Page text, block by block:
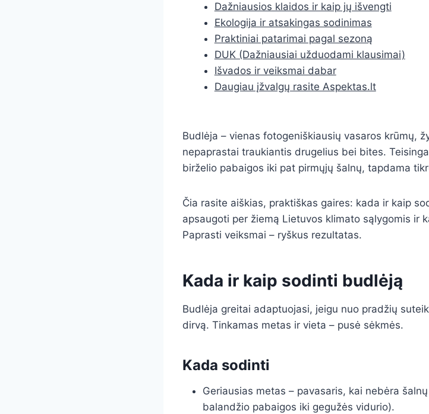
Dažniausios klaidos ir kaip jų išvengti
Ekologija ir atsakingas sodinimas
Praktiniai patarimai pagal sezoną
DUK (Dažniausiai užduodami klausimai)
Išvados ir veiksmai dabar
Daugiau įžvalgų rasite Aspektas.lt
Budlėja – vienas fotogeniškiausių vasaros krūmų,
nepaprastai traukiantis drugelius bei bites.
birželio pabaigos iki pat pirmųjų šalnų, tapdama
Čia rasite aiškias, praktiškas gaires: kada ir kaip
apsaugoti per žiemą Lietuvos klimato sąlygomis ir
Paprasti veiksmai – ryškus rezultatas.
Kada ir kaip sodinti budlėją
Budlėja greitai adaptuojasi, jeigu nuo pradžių
dirvą. Tinkamas metas ir vieta – pusė sėkmės.
Kada sodinti
Geriausias metas – pavasaris, kai nebėra
balandžio pabaigos iki gegužės vidurio).